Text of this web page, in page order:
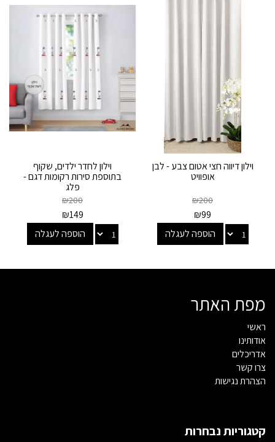
וילון דיווה חצי אטום צבע - לבן
אופוויט
₪200
₪99
הוספה לעגלה
וילון לחדר ילדים, שקוף
בתוספת סירות רקומות דגם -
פלג
₪200
₪149
הוספה לעגלה
מפת האתר
ראשי
אודותינו
אדריכלים
צרו קשר
הצהרת נגישות
קטגוריות נבחרות